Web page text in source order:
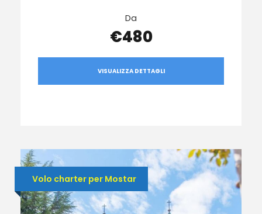
Da
€480
VISUALIZZA DETTAGLI
Volo charter per Mostar